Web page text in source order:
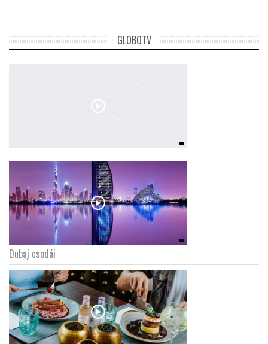
GLOBOTV
Dubaj csodái